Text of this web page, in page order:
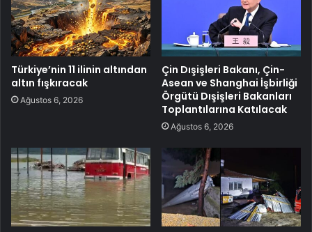
Türkiye’nin 11 ilinin altından
altın fışkıracak
Ağustos 6, 2026
Çin Dışişleri Bakanı, Çin-
Asean ve Shanghai İşbirliği
Örgütü Dışişleri Bakanları
Toplantılarına Katılacak
Ağustos 6, 2026